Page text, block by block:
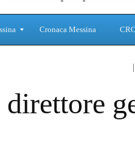
Cronaca Messina